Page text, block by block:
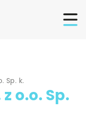
Sp. k.
o.o. Sp.